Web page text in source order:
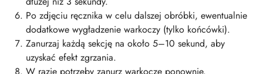
Po zdjęciu ręcznika w celu dalszej obróbki, ewentualnie
dodatkowe wygładzenie warkoczy (tylko końcówki).
Zanurzaj każdą sekcję na około 5–10 sekund, aby
uzyskać efekt zgrzania.